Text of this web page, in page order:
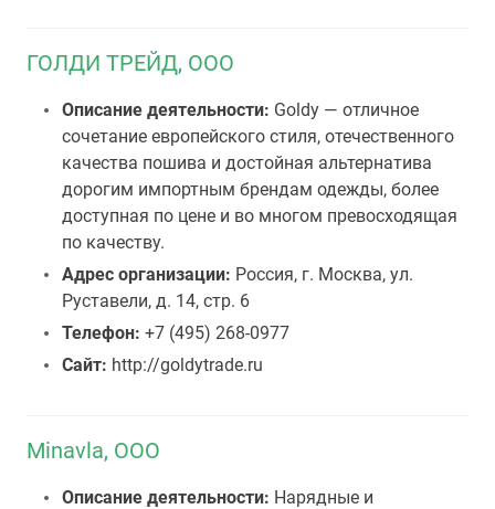
ГОЛДИ ТРЕЙД, ООО
Описание деятельности: Goldy — отличное
сочетание европейского стиля, отечественного
качества пошива и достойная альтернатива
дорогим импортным брендам одежды, более
доступная по цене и во многом превосходящая
по качеству.
Адрес организации: Россия, г. Москва, ул.
Руставели, д. 14, стр. 6
Телефон: +7 (495) 268-0977
Сайт: http://goldytrade.ru
Minavla, ООО
Описание деятельности: Нарядные и